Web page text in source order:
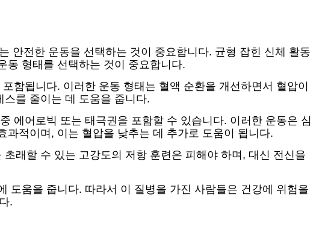
안전한 운동을 선택하는 것이 중요합니다. 균형 잡힌 신체 활동
동 형태를 선택하는 것이 중요합니다.
함됩니다. 이러한 운동 형태는 혈액 순환을 개선하면서 혈압이
를 줄이는 데 도움을 줍니다.
에어로빅 또는 태극권을 포함할 수 있습니다. 이러한 운동은 심
적이며, 이는 혈압을 낮추는 데 추가로 도움이 됩니다.
래할 수 있는 고강도의 저항 훈련은 피해야 하며, 대신 전신을
도움을 줍니다. 따라서 이 질병을 가진 사람들은 건강에 위험을
.